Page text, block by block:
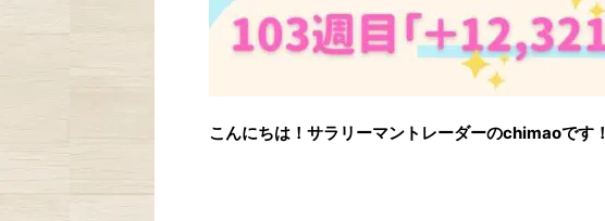
こんにちは！サラリーマントレーダーのchimaoです！